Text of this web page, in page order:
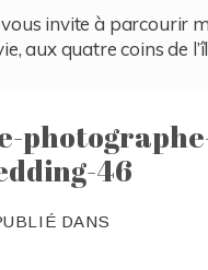
invite à parcourir
aux quatre coins de
46
DANS